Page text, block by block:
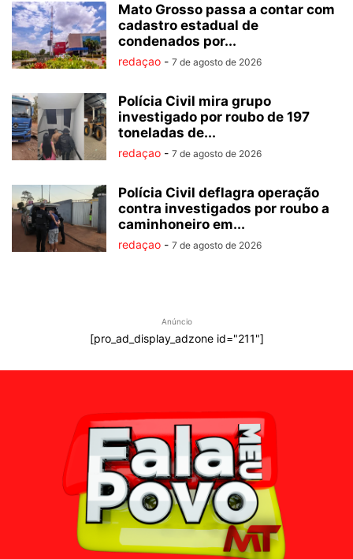
Mato Grosso passa a contar com
cadastro estadual de
condenados por...
redaçao - 7 de agosto de 2026
Polícia Civil mira grupo
investigado por roubo de 197
toneladas de...
redaçao - 7 de agosto de 2026
Polícia Civil deflagra operação
contra investigados por roubo a
caminhoneiro em...
redaçao - 7 de agosto de 2026
Anúncio
[pro_ad_display_adzone id="211"]